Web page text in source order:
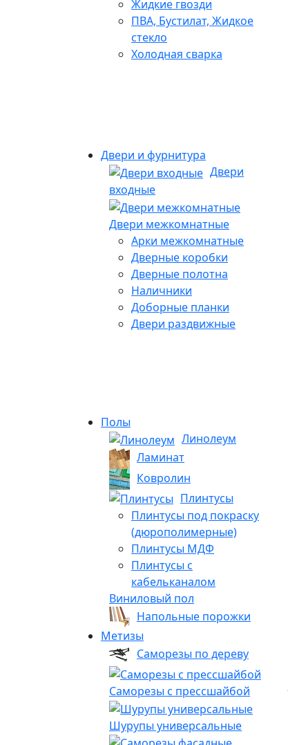
Жидкие гвозди
ПВА, Бустилат, Жидкое
стекло
Холодная сварка
Двери и фурнитура
Двери
входные
Двери межкомнатные
Арки межкомнатные
Дверные коробки
Дверные полотна
Наличники
Доборные планки
Двери раздвижные
Полы
Линолеум
Ламинат
Ковролин
Плинтусы
Плинтусы под покраску
(дюрополимерные)
Плинтусы МДФ
Плинтусы с
кабельканалом
Виниловый пол
Напольные порожки
Метизы
Саморезы по дереву
Саморезы с прессшайбой
Шурупы универсальные